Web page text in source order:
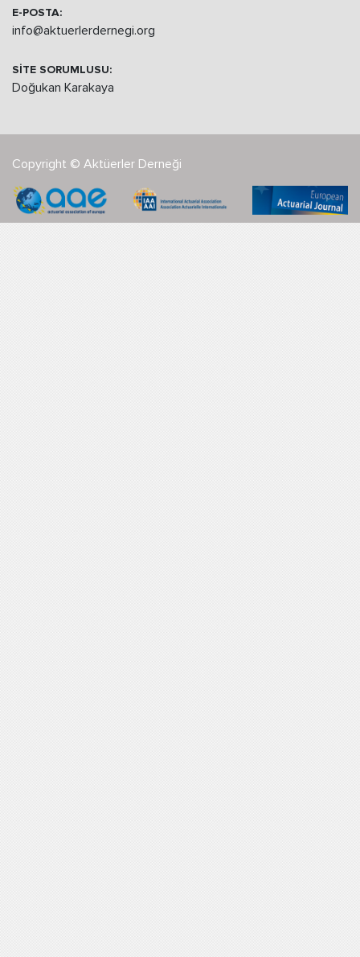
E-POSTA:
info@aktuerlerdernegi.org
SİTE SORUMLUSU:
Doğukan Karakaya
Copyright © Aktüerler Derneği